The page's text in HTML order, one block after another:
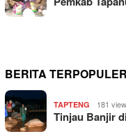
BERITA TERPOPULER
TAPTENG 181
Tinjau Banjir